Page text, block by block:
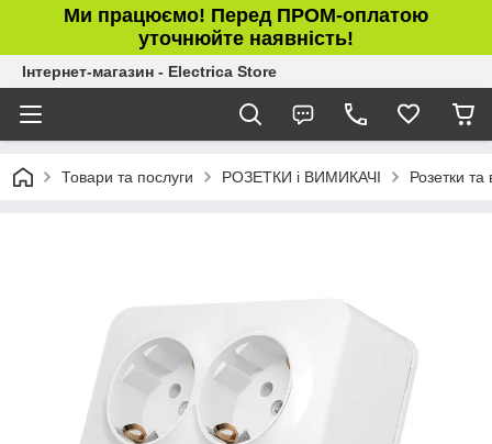
Ми працюємо! Перед ПРОМ-оплатою
уточнюйте наявність!
Інтернет-магазин - Electrica Store
Товари та послуги РОЗЕТКИ і ВИМИКАЧІ Розетки та